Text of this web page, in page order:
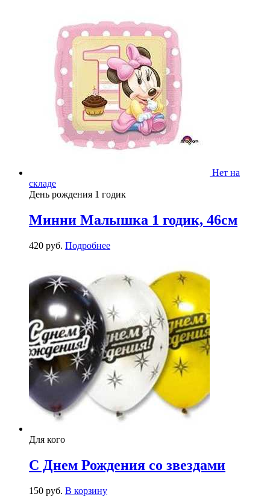
Нет на
складе
День рождения 1 годик
Минни Малышка 1 годик, 46см
420 руб. Подробнее
Для кого
С Днем Рождения со звездами
150 руб. В корзину